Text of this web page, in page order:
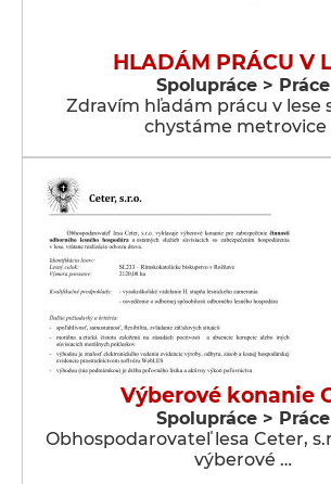
HLADÁM PRÁCU V
Spolupráce > Práce
Zdravím hľadám prácu v lese
chystáme metrovice
Výberové konanie
Spolupráce > Práce
Obhospodarovateľ lesa Ceter,
výberové …